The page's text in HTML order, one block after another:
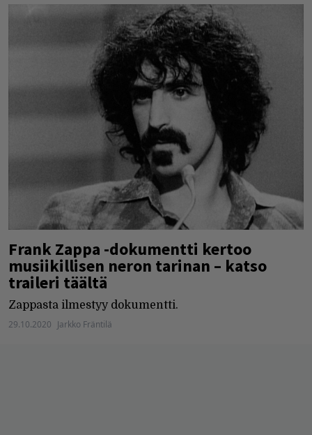
Frank Zappa -dokumentti kertoo
musiikillisen neron tarinan – katso
traileri täältä
Zappasta ilmestyy dokumentti.
29.10.2020 Jarkko Fräntilä